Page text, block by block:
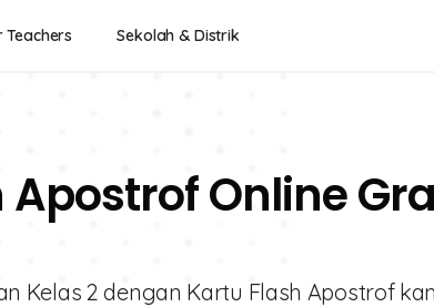
Teachers Sekolah & Distrik
Apostrof Online
Kelas 2 dengan Kartu Flash Apostrof